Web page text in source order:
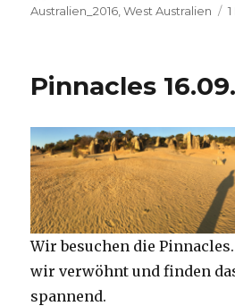
am
Australien_2016 ,West Australien
Pinnacles
Wir besuchen die
wir verwöhnt und finden
spannend.